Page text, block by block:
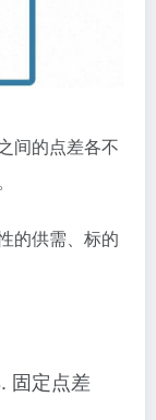
间的点差各不
的供需、标的
固定点差